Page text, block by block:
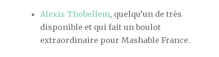
Alexis Thobellem, quelqu’un de très
disponible et qui fait un boulot
extraordinaire pour Mashable France.